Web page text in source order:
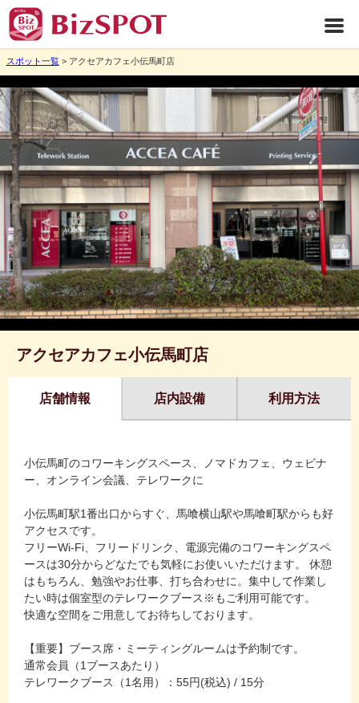
スポット一覧> アクセアカフェ小伝馬町店
アクセアカフェ小伝馬町店
店舗情報 店内設備 利用方法
小伝馬町のコワーキングスペース、ノマドカフェ、ウェビナ
ー、オンライン会議、テレワークに
小伝馬町駅1番出口からすぐ、馬喰横山駅や馬喰町駅からも好
アクセスです。
フリーWi-Fi、フリードリンク、電源完備のコワーキングスペ
ースは30分からどなたでも気軽にお使いいただけます。 休憩
はもちろん、勉強やお仕事、打ち合わせに。集中して作業し
たい時は個室型のテレワークブース※もご利用可能です。
快適な空間をご用意してお待ちしております。
【重要】ブース席・ミーティングルームは予約制です。
通常会員（1ブースあたり）
テレワークブース（1名用）：55円(税込) / 15分